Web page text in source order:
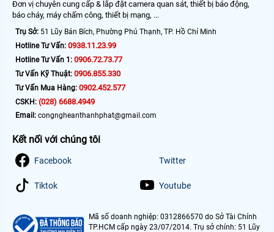
Đơn vị chuyên cung cấp & lắp đặt camera quan sát, thiết bị báo động,
báo cháy, máy chấm công, thiết bị mạng, ...
Trụ Sở: 51 Lũy Bán Bích, Phường Phú Thạnh, TP. Hồ Chí Minh
Hotline Tư Vấn: 0938.11.23.99
Hotline Tư Vấn 1: 0906.72.73.77
Tư Vấn Kỹ Thuật: 0906.855.330
Tư Vấn Mua Hàng: 0902.452.577
CSKH: (028) 6688.4949
Email: congngheanthanhphat@gmail.com
Kết nối với chúng tôi
Facebook Twitter
Tiktok Youtube
Mã số doanh nghiệp: 0312866570 do Sở Tài Chính
TP.HCM cấp ngày 23/07/2014. Trụ sở chính: 51 Lũy